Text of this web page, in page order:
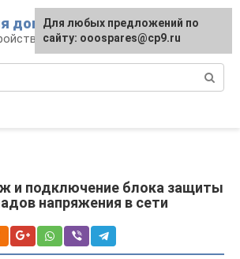
дома
кабели, ремонт
и подключение блока защиты
напряжения в сети
Для любых предложений по
сайту: ooospares@cp9.ru